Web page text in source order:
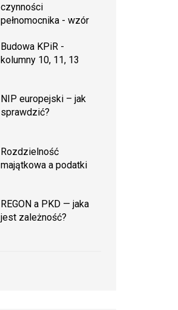
czynności
pełnomocnika - wzór
Budowa KPiR -
kolumny 10, 11, 13
NIP europejski – jak
sprawdzić?
Rozdzielność
majątkowa a podatki
REGON a PKD — jaka
jest zależność?